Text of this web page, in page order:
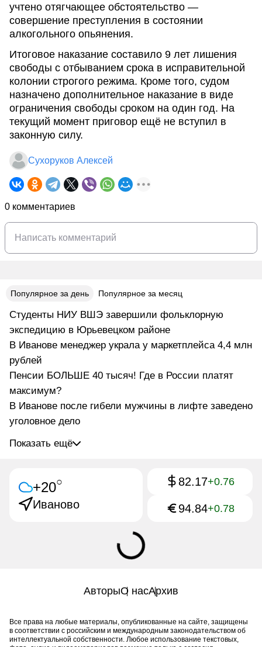
учтено отягчающее обстоятельство —
совершение преступления в состоянии
алкогольного опьянения.
Итоговое наказание составило 9 лет лишения
свободы с отбыванием срока в исправительной
колонии строгого режима. Кроме того, судом
назначено дополнительное наказание в виде
ограничения свободы сроком на один год. На
текущий момент приговор ещё не вступил в
законную силу.
Сухоруков Алексей
0 комментариев
Популярное за день Популярное за месяц
Студенты НИУ ВШЭ завершили фольклорную
экспедицию в Юрьевецком районе
В Иванове менеджер украла у маркетплейса 4,4 млн
рублей
Пенсии БОЛЬШЕ 40 тысяч! Где в России платят
максимум?
В Иванове после гибели мужчины в лифте заведено
уголовное дело
Показать ещё
+20○
Иваново
82.17+0.76
94.84+0.78
АвторыО насАрхив
Все права на любые материалы, опубликованные на сайте, защищены
в соответствии с российским и международным законодательством об
интеллектуальной собственности. Любое использование текстовых,